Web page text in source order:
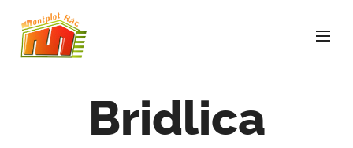
Bridlica